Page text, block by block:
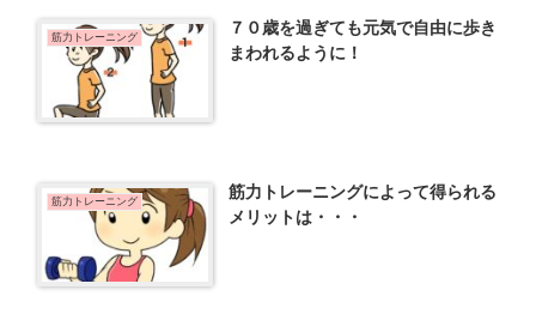
筋力トレーニング
７０歳を過ぎても元気で自由に歩き
まわれるように！
筋力トレーニング
筋力トレーニングによって得られる
メリットは・・・